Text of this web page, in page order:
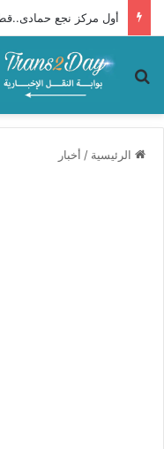
بحث عن
الرئيسية / أخبار